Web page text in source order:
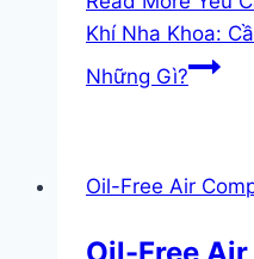
Khí Nha Khoa:
Những Gì?
Oil-Free Air